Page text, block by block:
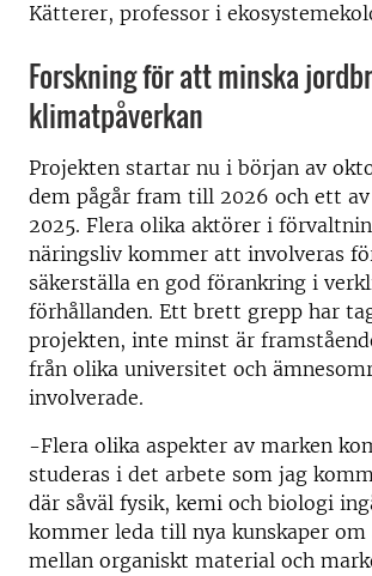
Kätterer, professor i
Forskning för att minska
klimatpåverkan
Projekten startar nu i början av
dem pågår fram till 2026 och ett
2025. Flera olika aktörer i
näringsliv kommer att involveras
säkerställa en god förankring i
förhållanden. Ett brett grepp har
projekten, inte minst är
från olika universitet och
involverade.
-Flera olika aspekter av marken
studeras i det arbete som jag
där såväl fysik, kemi och biologi
kommer leda till nya kunskaper om
mellan organiskt material och